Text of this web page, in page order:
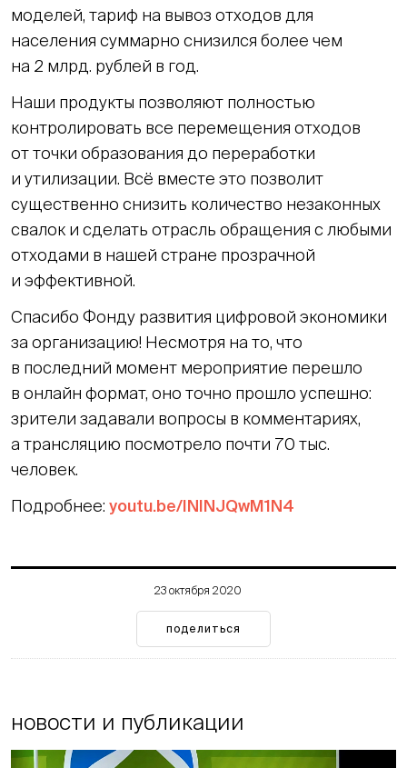
моделей, тариф на вывоз отходов для
населения суммарно снизился более чем
на 2 млрд. рублей в год.
Наши продукты позволяют полностью
контролировать все перемещения отходов
от точки образования до переработки
и утилизации. Всё вместе это позволит
существенно снизить количество незаконных
свалок и сделать отрасль обращения с любыми
отходами в нашей стране прозрачной
и эффективной.
Спасибо Фонду развития цифровой экономики
за организацию! Несмотря на то, что
в последний момент мероприятие перешло
в онлайн формат, оно точно прошло успешно:
зрители задавали вопросы в комментариях,
а трансляцию посмотрело почти 70 тыс.
человек.
Подробнее: youtu.be/ININJQwM1N4
23 октября 2020
поделиться
новости и публикации